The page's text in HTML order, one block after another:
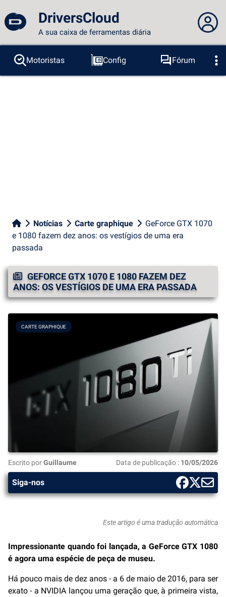
DriversCloud
A sua caixa de ferramentas diária
Você não está logado...
Acesso ao site
Motoristas Config
Fórum
Sondas
BSOD Ferramentas
Notícias Carte graphique
GeForce GTX 1070
e 1080 fazem dez anos: os vestígios de uma era
passada
GEFORCE GTX 1070 E 1080 FAZEM DEZ
ANOS: OS VESTÍGIOS DE UMA ERA PASSADA
CARTE GRAPHIQUE
Escrito porGuillaume Data de publicação : 10/05/2026
Siga-nos
Este artigo é uma tradução automática
Impressionante quando foi lançada, a GeForce GTX 1080
é agora uma espécie de peça de museu.
Há pouco mais de dez anos - a 6 de maio de 2016, para ser
exato - a NVIDIA lançou uma geração que, à primeira vista,